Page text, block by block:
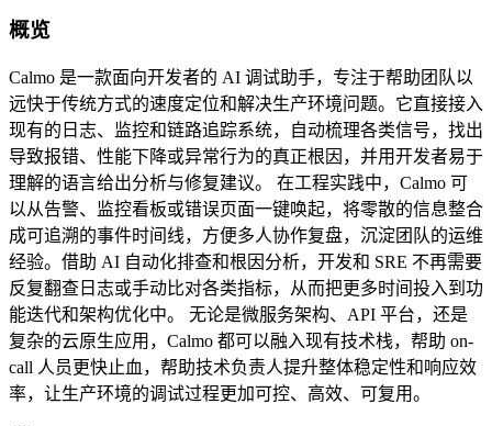
概览
Calmo 是一款面向开发者的 AI 调试助手，专注于帮助团队以
远快于传统方式的速度定位和解决生产环境问题。它直接接入
现有的日志、监控和链路追踪系统，自动梳理各类信号，找出
导致报错、性能下降或异常行为的真正根因，并用开发者易于
理解的语言给出分析与修复建议。 在工程实践中，Calmo 可
以从告警、监控看板或错误页面一键唤起，将零散的信息整合
成可追溯的事件时间线，方便多人协作复盘，沉淀团队的运维
经验。借助 AI 自动化排查和根因分析，开发和 SRE 不再需要
反复翻查日志或手动比对各类指标，从而把更多时间投入到功
能迭代和架构优化中。 无论是微服务架构、API 平台，还是
复杂的云原生应用，Calmo 都可以融入现有技术栈，帮助 on-
call 人员更快止血，帮助技术负责人提升整体稳定性和响应效
率，让生产环境的调试过程更加可控、高效、可复用。